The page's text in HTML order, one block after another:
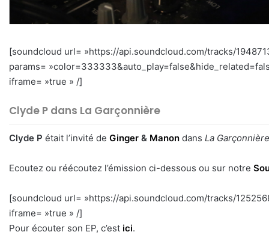
[soundcloud url= »https://api.soundcloud.com/tracks/
params=
iframe= »true » /]
Clyde P dans La Garçonnière
Clyde P était l’invité de Ginger & Manon dans La Garçonnière
Ecoutez ou réécoutez l’émission ci-dessous ou sur notre
[soundcloud url= »https://api.soundcloud.com/tracks/
iframe= »true » /]
Pour écouter son EP, c’est ici.